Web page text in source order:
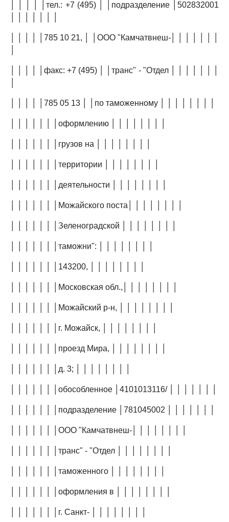
│ │ │ │ │тел.: +7 (495) │ │подразделение │502832001
│ │ │ │ │785 10 21, │ │ООО "Камчатвнеш-│ │ │ │ │ │ │
│ │ │ │ │факс: +7 (495) │ │транс" - "Отдел │ │ │ │ │ │ │
│ │ │ │ │785 05 13 │ │по таможенному │ │ │ │ │ │ │ │
│ │ │ │ │ │ │оформлению │ │ │ │ │ │ │ │
│ │ │ │ │ │ │грузов на │ │ │ │ │ │ │ │
│ │ │ │ │ │ │территории │ │ │ │ │ │ │ │
│ │ │ │ │ │ │деятельности │ │ │ │ │ │ │ │
│ │ │ │ │ │ │Можайского поста│ │ │ │ │ │ │ │
│ │ │ │ │ │ │Зеленоградской │ │ │ │ │ │ │ │
│ │ │ │ │ │ │таможни": │ │ │ │ │ │ │ │
│ │ │ │ │ │ │143200, │ │ │ │ │ │ │ │
│ │ │ │ │ │ │Московская обл.,│ │ │ │ │ │ │ │
│ │ │ │ │ │ │Можайский р-н, │ │ │ │ │ │ │ │
│ │ │ │ │ │ │г. Можайск, │ │ │ │ │ │ │ │
│ │ │ │ │ │ │проезд Мира, │ │ │ │ │ │ │ │
│ │ │ │ │ │ │д. 3; │ │ │ │ │ │ │ │
│ │ │ │ │ │ │обособленное │4101013116/ │ │ │ │ │ │ │
│ │ │ │ │ │ │подразделение │781045002 │ │ │ │ │ │ │
│ │ │ │ │ │ │ООО "Камчатвнеш-│ │ │ │ │ │ │ │
│ │ │ │ │ │ │транс" - "Отдел │ │ │ │ │ │ │ │
│ │ │ │ │ │ │таможенного │ │ │ │ │ │ │ │
│ │ │ │ │ │ │оформления в │ │ │ │ │ │ │ │
│ │ │ │ │ │ │г. Санкт- │ │ │ │ │ │ │ │